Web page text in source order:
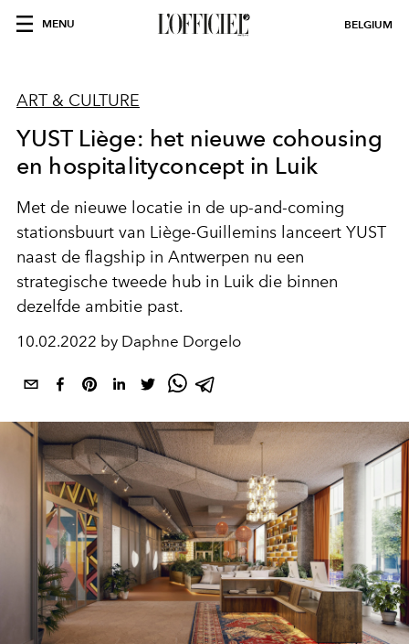
MENU BELGIUM
ART & CULTURE
YUST Liège: het nieuwe cohousing
en hospitalityconcept in Luik
Met de nieuwe locatie in de up-and-coming
stationsbuurt van Liège-Guillemins lanceert YUST
naast de flagship in Antwerpen nu een
strategische tweede hub in Luik die binnen
dezelfde ambitie past.
10.02.2022 by Daphne Dorgelo